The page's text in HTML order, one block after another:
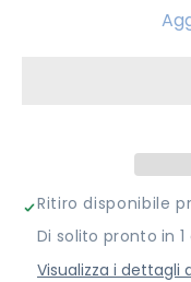
quantità
LIU
JO
LIU
JO
Ritiro disponibile
Di solito pronto in 1
Visualizza i dettagli